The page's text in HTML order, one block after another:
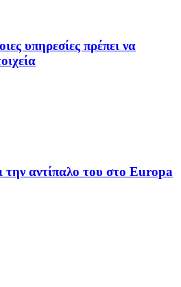
υπηρεσίες πρέπει να
αντίπαλο του στο Europa